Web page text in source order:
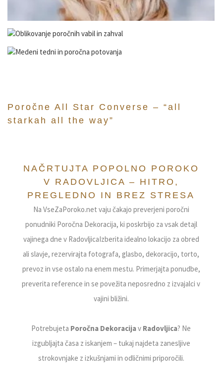
Poročne All Star Converse – “all
starkah all the way”
NAČRTUJTA POPOLNO POROKO
V RADOVLJICA – HITRO,
PREGLEDNO IN BREZ STRESA
Na VseZaPoroko.net vaju čakajo preverjeni poročni
ponudniki Poročna Dekoracija, ki poskrbijo za vsak detajl
vajinega dne v RadovljicaIzberita idealno lokacijo za obred
ali slavje, rezervirajta fotografa, glasbo, dekoracijo, torto,
prevoz in vse ostalo na enem mestu. Primerjajta ponudbe,
preverita reference in se povežita neposredno z izvajalci v
vajini bližini.
Potrebujeta Poročna Dekoracijav Radovljica? Ne
izgubljajta časa z iskanjem – tukaj najdeta zanesljive
strokovnjake z izkušnjami in odličnimi priporočili.